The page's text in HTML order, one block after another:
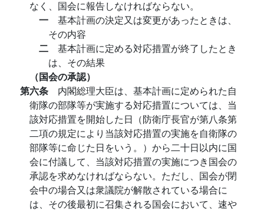
なく、国会に報告しなければならない。
一 基本計画の決定又は変更があったときは、
その内容
二 基本計画に定める対応措置が終了したとき
は、その結果
（国会の承認）
第六条 内閣総理大臣は、基本計画に定められた自
衛隊の部隊等が実施する対応措置については、当
該対応措置を開始した日（防衛庁長官が第八条第
二項の規定により当該対応措置の実施を自衛隊の
部隊等に命じた日をいう。）から二十日以内に国
会に付議して、当該対応措置の実施につき国会の
承認を求めなければならない。ただし、国会が閉
会中の場合又は衆議院が解散されている場合に
は、その後最初に召集される国会において、速や